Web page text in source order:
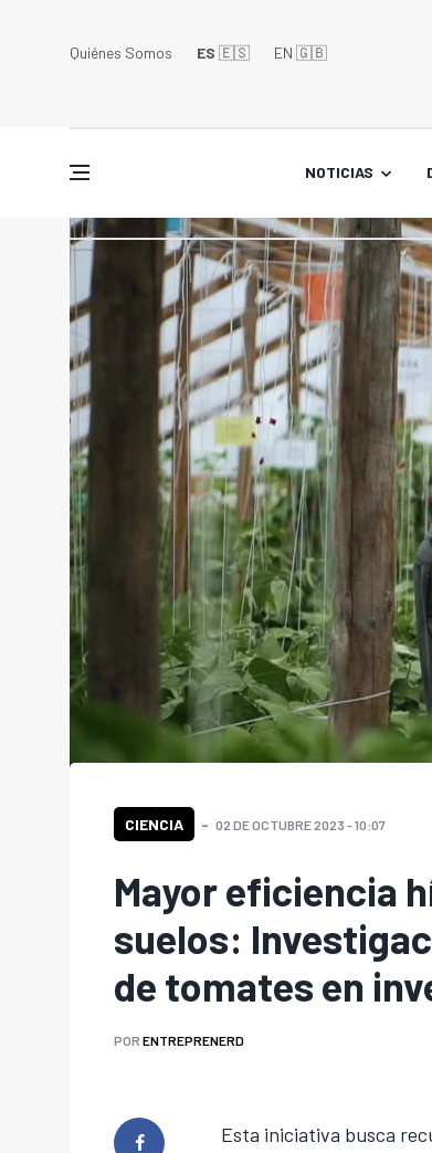
Quiénes Somos ES 🇪🇸 EN 🇬🇧󠁢󠁥󠁮󠁧󠁿
NOTICIAS
CIENCIA 02 DE OCTUBRE 2023 - 10:07
Mayor eficiencia
suelos:
de tomates en
POR ENTREPRENERD
Esta iniciativa busca